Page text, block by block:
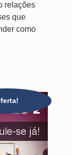
relações
que
como